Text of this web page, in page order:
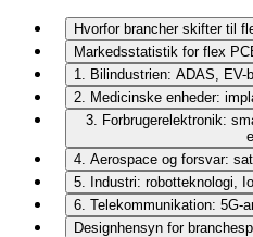
Hvorfor brancher skifter til
Markedsstatistik for flex
1. Bilindustrien: ADAS, EV-
2. Medicinske enheder:
3. Forbrugerelektronik:
4. Aerospace og forsvar:
5. Industri: robotteknologi,
6. Telekommunikation: 5G-
Designhensyn for